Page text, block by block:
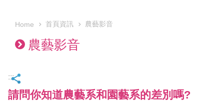
Home 首頁資訊 農藝影音
農藝影音
:::
請問你知道農藝系和園藝系的差別嗎?